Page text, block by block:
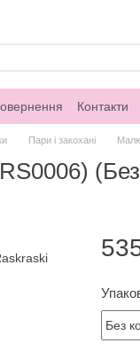
Контакти
Пари і закохані